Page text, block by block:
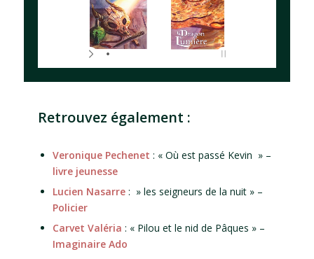
Retrouvez également :
Veronique Pechenet : « Où est passé Kevin » –
livre jeunesse
Lucien Nasarre : » les seigneurs de la nuit » –
Policier
Carvet Valéria : « Pilou et le nid de Pâques » –
Imaginaire Ado